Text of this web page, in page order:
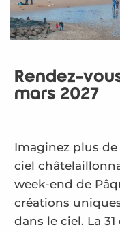
Rendez-
mars 2027
Imaginez plus
ciel
week-end de
créations
dans le ciel. La